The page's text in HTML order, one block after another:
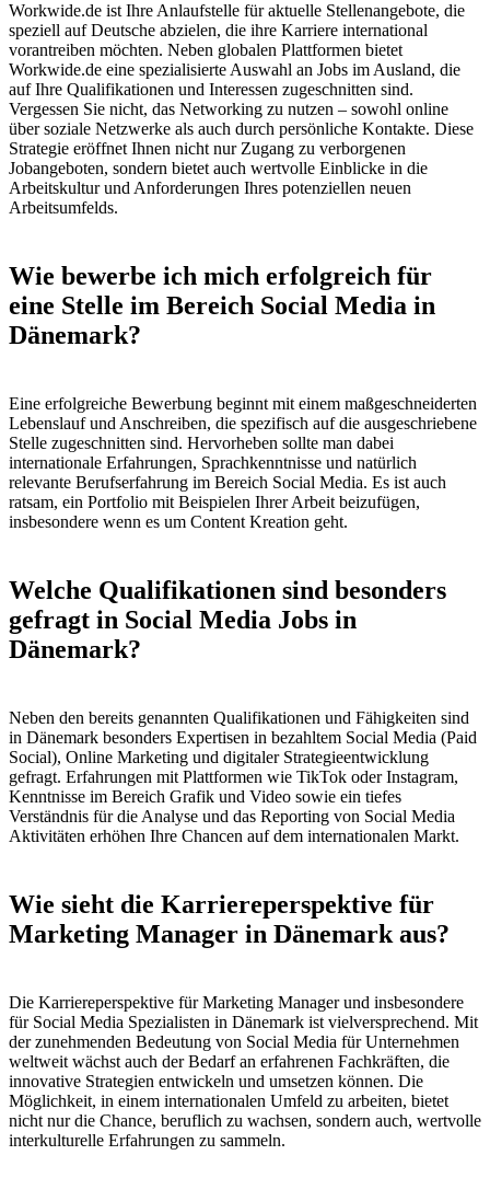
Workwide.de ist Ihre Anlaufstelle für aktuelle Stellenangebote, die
speziell auf Deutsche abzielen, die ihre Karriere international
vorantreiben möchten. Neben globalen Plattformen bietet
Workwide.de eine spezialisierte Auswahl an Jobs im Ausland, die
auf Ihre Qualifikationen und Interessen zugeschnitten sind.
Vergessen Sie nicht, das Networking zu nutzen – sowohl online
über soziale Netzwerke als auch durch persönliche Kontakte. Diese
Strategie eröffnet Ihnen nicht nur Zugang zu verborgenen
Jobangeboten, sondern bietet auch wertvolle Einblicke in die
Arbeitskultur und Anforderungen Ihres potenziellen neuen
Arbeitsumfelds.
Wie bewerbe ich mich erfolgreich für
eine Stelle im Bereich Social Media in
Dänemark​​​​​​​?
Eine erfolgreiche Bewerbung beginnt mit einem maßgeschneiderten
Lebenslauf und Anschreiben, die spezifisch auf die ausgeschriebene
Stelle zugeschnitten sind. Hervorheben sollte man dabei
internationale Erfahrungen, Sprachkenntnisse und natürlich
relevante Berufserfahrung im Bereich Social Media. Es ist auch
ratsam, ein Portfolio mit Beispielen Ihrer Arbeit beizufügen,
insbesondere wenn es um Content Kreation geht.
Welche Qualifikationen sind besonders
gefragt in Social Media Jobs in
Dänemark?
Neben den bereits genannten Qualifikationen und Fähigkeiten sind
in Dänemark besonders Expertisen in bezahltem Social Media (Paid
Social), Online Marketing und digitaler Strategieentwicklung
gefragt. Erfahrungen mit Plattformen wie TikTok oder Instagram,
Kenntnisse im Bereich Grafik und Video sowie ein tiefes
Verständnis für die Analyse und das Reporting von Social Media
Aktivitäten erhöhen Ihre Chancen auf dem internationalen Markt.
Wie sieht die Karriereperspektive für
Marketing Manager in Dänemark​​​​​​​ aus?
Die Karriereperspektive für Marketing Manager und insbesondere
für Social Media Spezialisten in Dänemark ist vielversprechend. Mit
der zunehmenden Bedeutung von Social Media für Unternehmen
weltweit wächst auch der Bedarf an erfahrenen Fachkräften, die
innovative Strategien entwickeln und umsetzen können. Die
Möglichkeit, in einem internationalen Umfeld zu arbeiten, bietet
nicht nur die Chance, beruflich zu wachsen, sondern auch, wertvolle
interkulturelle Erfahrungen zu sammeln.